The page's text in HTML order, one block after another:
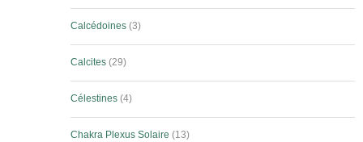
Calcédoines 3
Calcites 29
Célestines 4
Chakra Plexus Solaire 13